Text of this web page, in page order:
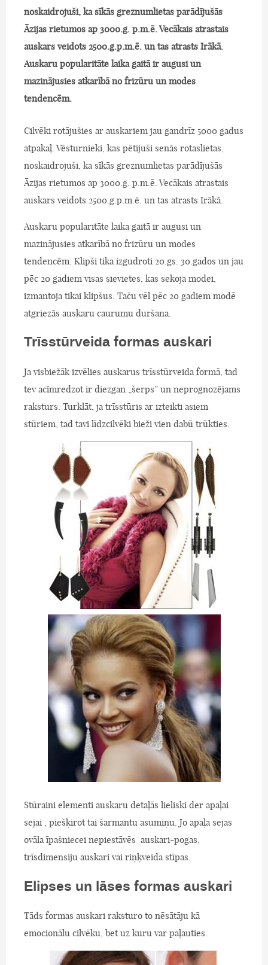
noskaidrojuši, ka sīkās greznumlietas parādījušās
Āzijas rietumos ap 3000.g. p.m.ē. Vecākais atrastais
auskars veidots 2500.g.p.m.ē. un tas atrasts Irākā.
Auskaru popularitāte laika gaitā ir augusi un
mazinājusies atkarībā no frizūru un modes
tendencēm.
Cilvēki rotājušies ar auskariem jau gandrīz 5000 gadus
atpakaļ. Vēsturnieki, kas pētījuši senās rotaslietas,
noskaidrojuši, ka sīkās greznumlietas parādījušās
Āzijas rietumos ap 3000.g. p.m.ē. Vecākais atrastais
auskars veidots 2500.g.p.m.ē. un tas atrasts Irākā.
Auskaru popularitāte laika gaitā ir augusi un
mazinājusies atkarībā no frizūru un modes
tendencēm. Klipši tika izgudroti 20.gs. 30.gados un jau
pēc 20 gadiem visas sievietes, kas sekoja modei,
izmantoja tikai klipšus. Taču vēl pēc 20 gadiem modē
atgriezās auskaru caurumu duršana.
Trīsstūrveida formas auskari
Ja visbiežāk izvēlies auskarus trīsstūrveida formā, tad
tev acīmredzot ir diezgan „šerps” un neprognozējams
raksturs. Turklāt, ja trīsstūris ar izteikti asiem
stūriem, tad tavi līdzcilvēki bieži vien dabū trūkties.
Stūraini elementi auskaru detaļās lieliski der apaļai
sejai , piešķirot tai šarmantu asumiņu. Jo apaļa sejas
ovāla īpašniecei nepiestāvēs auskari-pogas,
trīsdimensiju auskari vai riņķveida stīpas.
Elipses un lāses formas auskari
Tāds formas auskari raksturo to nēsātāju kā
emocionālu cilvēku, bet uz kuru var paļauties.